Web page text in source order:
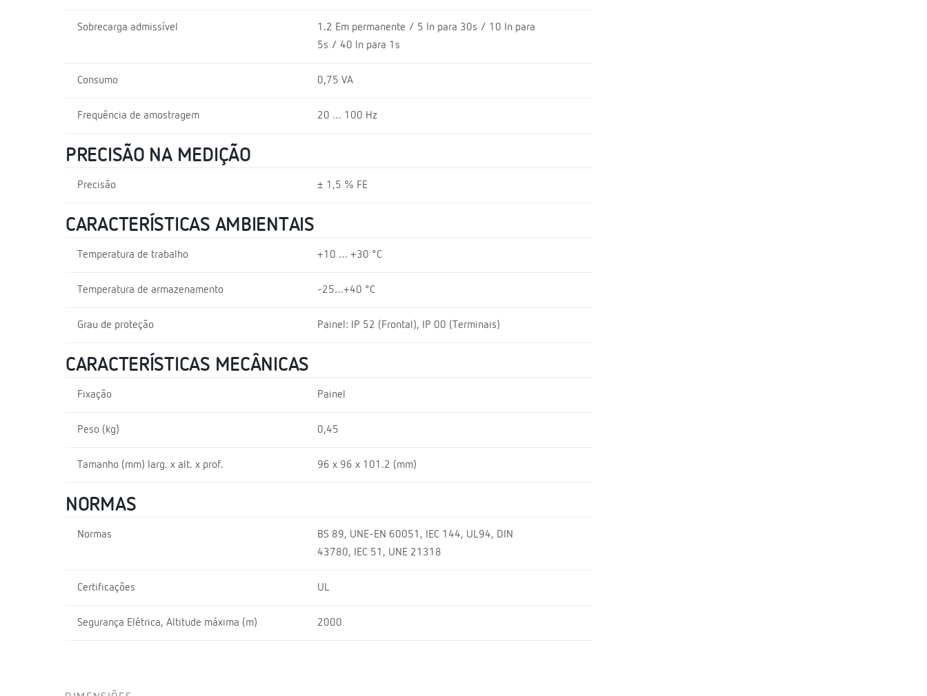
Sobrecarga admissível
1.2 Em permanente / 5 In para 30s / 10 In para
5s / 40 In para 1s
Consumo 0,75 VA
Frequência de amostragem 20 … 100 Hz
PRECISÃO NA MEDIÇÃO
Precisão ± 1,5 % FE
CARACTERÍSTICAS AMBIENTAIS
Temperatura de trabalho +10 … +30 °C
Temperatura de armazenamento -25…+40 °C
Grau de proteção Painel: IP 52 (Frontal), IP 00 (Terminais)
CARACTERÍSTICAS MECÂNICAS
Fixação Painel
Peso (kg) 0,45
Tamanho (mm) larg. x alt. x prof. 96 x 96 x 101.2 (mm)
NORMAS
Normas
BS 89, UNE-EN 60051, IEC 144, UL94, DIN
43780, IEC 51, UNE 21318
Certificações UL
Segurança Elétrica, Altitude máxima (m) 2000